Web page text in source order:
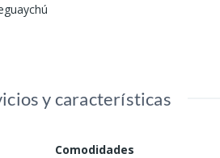
y características
Comodidades